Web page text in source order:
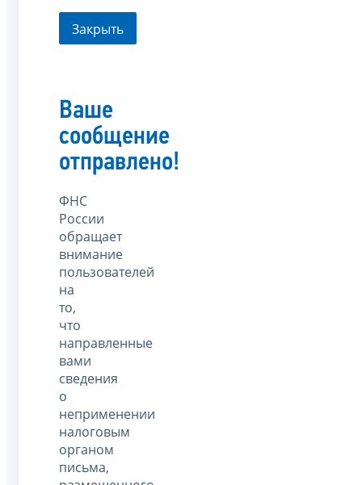
Закрыть
Ваше
сообщение
отправлено!
ФНС
России
обращает
внимание
пользователей
на
то,
что
направленные
вами
сведения
о
неприменении
налоговым
органом
письма,